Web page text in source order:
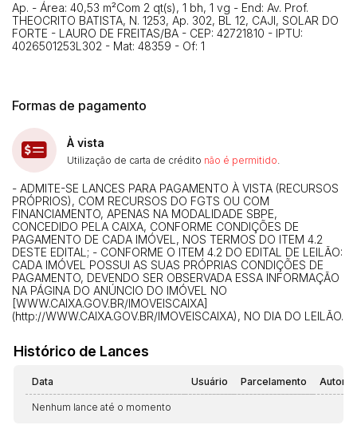
Ap. - Área: 40,53 m²Com 2 qt(s), 1 bh, 1 vg - End: Av. Prof.
THEOCRITO BATISTA, N. 1253, Ap. 302, BL 12, CAJI, SOLAR DO
FORTE - LAURO DE FREITAS/BA - CEP: 42721810 - IPTU:
4026501253L302 - Mat: 48359 - Of: 1
Formas de pagamento
À vista
Utilização de carta de crédito não é permitido
- ADMITE-SE LANCES PARA PAGAMENTO À VISTA (RECURSOS
PRÓPRIOS), COM RECURSOS DO FGTS OU COM
FINANCIAMENTO, APENAS NA MODALIDADE SBPE,
CONCEDIDO PELA CAIXA, CONFORME CONDIÇÕES DE
PAGAMENTO DE CADA IMÓVEL, NOS TERMOS DO ITEM 4.2
DESTE EDITAL; - CONFORME O ITEM 4.2 DO EDITAL DE LEILÃO:
CADA IMÓVEL POSSUI AS SUAS PRÓPRIAS CONDIÇÕES DE
PAGAMENTO, DEVENDO SER OBSERVADA ESSA INFORMAÇÃO
NA PÁGINA DO ANÚNCIO DO IMÓVEL NO
[WWW.CAIXA.GOV.BR/IMOVEISCAIXA]
(http://WWW.CAIXA.GOV.BR/IMOVEISCAIXA), NO DIA DO LEILÃO.
Histórico de Lances
Data Usuário Parcelamento
Nenhum lance até o momento